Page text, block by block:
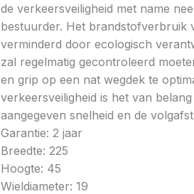
de verkeersveiligheid met name
bestuurder. Het brandstofverbruik
verminderd door ecologisch
zal regelmatig gecontroleerd
en grip op een nat wegdek te
verkeersveiligheid is het van
aangegeven snelheid en de
Garantie: 2 jaar
Breedte: 225
Hoogte: 45
Wieldiameter: 19